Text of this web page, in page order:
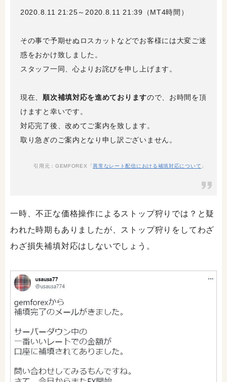
2020.8.11 21:25～2020.8.11 21:39（MT4時間）
その事で予期せぬロスカットなどでお客様には大変ご迷
惑をおかけ致しました。
スタッフ一同、心よりお詫びを申し上げます。
現在、 順次補填対応を進めておりますので、お時間を頂
けますと幸いです。
対応完了後、改めてご案内を致します。
取り急ぎのご案内となり申し訳ございません。
引用元：GEMFOREX「異常なレート配信における補填対応について 」
一時、不正な価格操作によるストップ狩りでは？と疑
われた時期もありましたが、ストップ狩りをしてわざ
わざ損失補填対応はしないでしょう。